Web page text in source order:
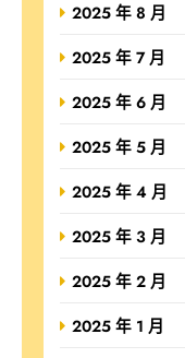
2025 年 8 月
2025 年 7 月
2025 年 6 月
2025 年 5 月
2025 年 4 月
2025 年 3 月
2025 年 2 月
2025 年 1 月